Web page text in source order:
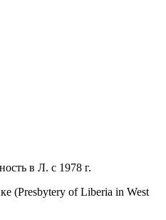
в Л. с 1978 г.
(Presbytery of Liberia in West